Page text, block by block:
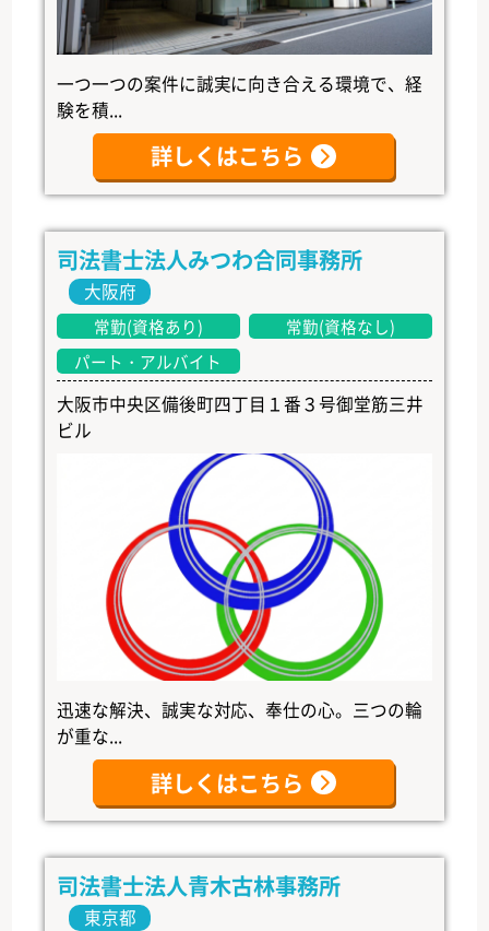
一つ一つの案件に誠実に向き合える環境で、経
験を積...
詳しくはこちら
司法書士法人みつわ合同事務所
大阪府
常勤(資格あり)
常勤(資格なし)
パート・アルバイト
大阪市中央区備後町四丁目１番３号御堂筋三井
ビル
迅速な解決、誠実な対応、奉仕の心。三つの輪
が重な...
詳しくはこちら
司法書士法人青木古林事務所
東京都